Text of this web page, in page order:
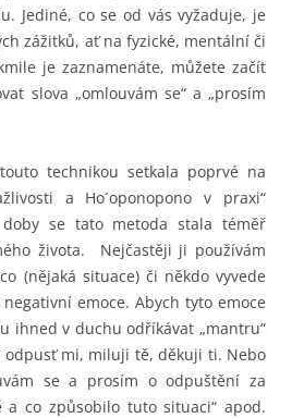
Jediné, co se od vás vyžaduje, je
zážitků, ať na fyzické, mentální či
je zaznamenáte, můžete začít
slova „omlouvám se“ a „prosím
technikou setkala poprvé na
a Ho´oponopono v praxi“
se tato metoda stala téměř
života. Nejčastěji ji používám
(nějaká situace) či někdo vyvede
emoce. Abych tyto emoce
ihned v duchu odříkávat „mantru“
odpusť mi, miluji tě, děkuji ti. Nebo
se a prosím o odpuštění za
a co způsobilo tuto situaci“ apod.